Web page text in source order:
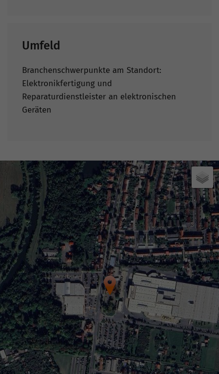
Umfeld
Branchenschwerpunkte am Standort:
Elektronikfertigung und
Reparaturdienstleister an elektronischen
Geräten